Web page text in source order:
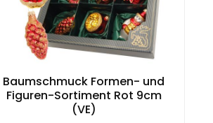
Baumschmuck Formen- und
Figuren-Sortiment Rot 9cm
(VE)